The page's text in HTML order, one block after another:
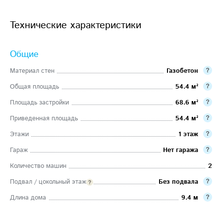
Технические характеристики
Общие
Материал стен
Газобетон
Общая площадь
54.4 м²
Площадь застройки
68.6 м²
Приведенная площадь
54.4 м²
Этажи
1 этаж
Гараж
Нет гаража
Количество машин
2
Подвал / цокольный этаж
Без подвала
Длина дома
9.4 м